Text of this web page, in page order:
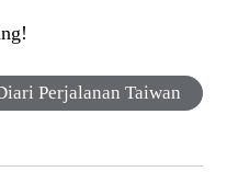
Perjalanan Taiwan